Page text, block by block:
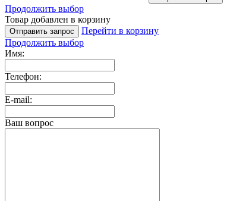
Продолжить выбор
Товар добавлен в корзину
Отправить запрос
Перейти в корзину
Продолжить выбор
Имя:
Телефон:
E-mail:
Ваш вопрос